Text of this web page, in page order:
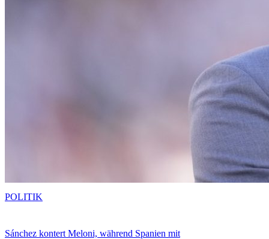
Sánchez kontert Meloni, während Spanien mit
POLITIK